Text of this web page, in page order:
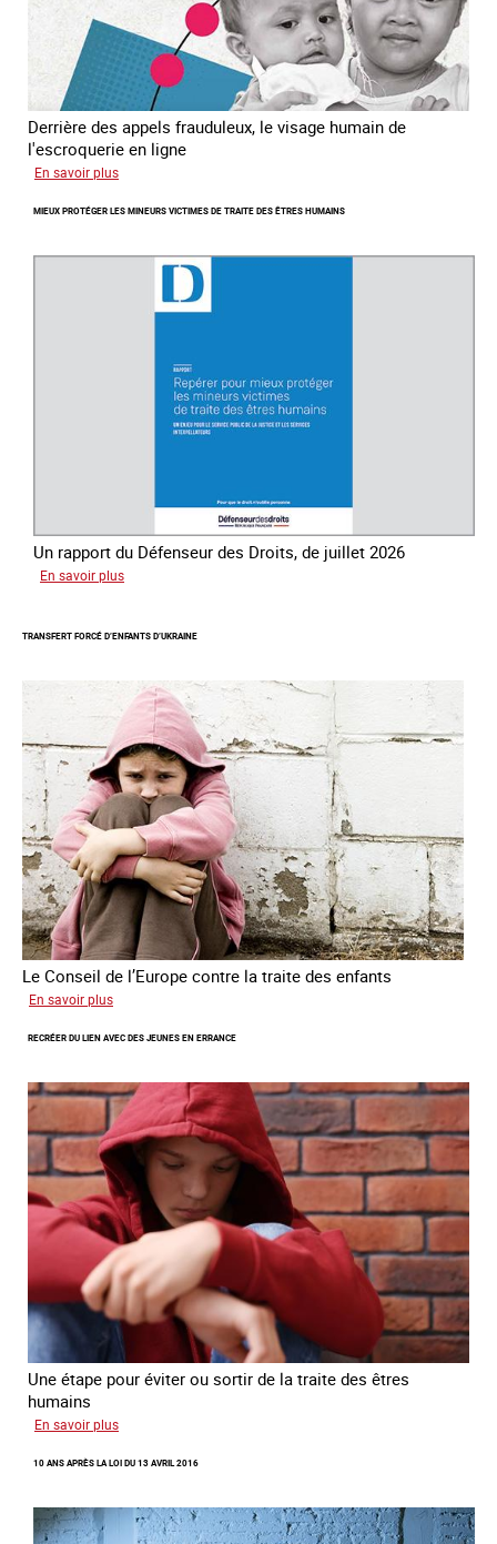
Derrière des appels frauduleux, le visage humain de
l'escroquerie en ligne
En savoir plus
mondiale
lutte
MIEUX PROTÉGER LES MINEURS VICTIMES DE TRAITE DES ÊTRES HUMAINS
Un rapport du Défenseur des Droits, de juillet 2026
En savoir plus
les
victimes
de
traite
des
êtres
humains
TRANSFERT FORCÉ D’ENFANTS D’UKRAINE
Le Conseil de l’Europe contre la traite des enfants
En savoir plus
forcé
d’Ukraine
RECRÉER DU LIEN AVEC DES JEUNES EN ERRANCE
Une étape pour éviter ou sortir de la traite des êtres
humains
En savoir plus
du
avec
des
10 ANS APRÈS LA LOI DU 13 AVRIL 2016